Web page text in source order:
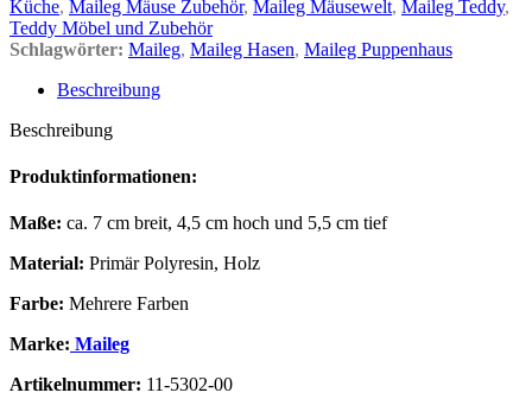
Küche, Maileg Mäuse Zubehör, Maileg Mäusewelt, Maileg Teddy,
Teddy Möbel und Zubehör
Schlagwörter: Maileg, Maileg Hasen, Maileg Puppenhaus
Beschreibung
Beschreibung
Produktinformationen:
Maße: ca. 7 cm breit, 4,5 cm hoch und 5,5 cm tief
Material: Primär Polyresin, Holz
Farbe: Mehrere Farben
Marke: Maileg
Artikelnummer: 11-5302-00